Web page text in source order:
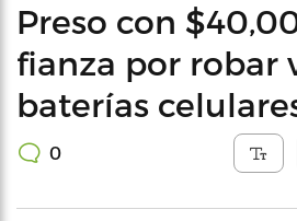
Preso con
fianza por robar
baterías
0